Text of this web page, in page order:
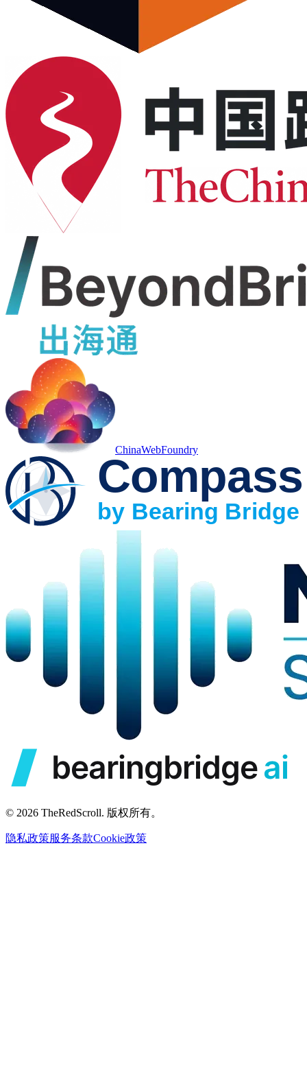
ChinaWebFoundry
© 2026 TheRedScroll. 版权所有。
隐私政策服务条款Cookie政策